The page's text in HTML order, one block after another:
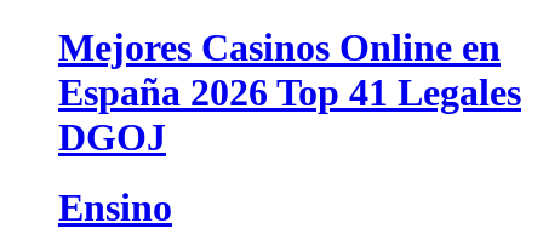
Mejores Casinos Online en
España 2026 Top 41 Legales
DGOJ
Ensino